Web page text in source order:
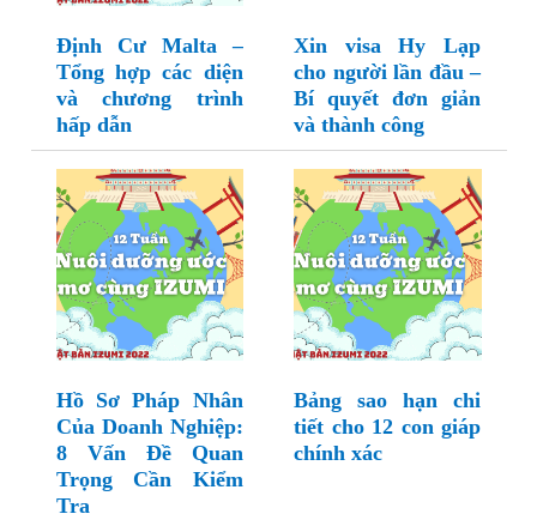
Định Cư Malta –
Tổng hợp các diện
và chương trình
hấp dẫn
Xin visa Hy Lạp
cho người lần đầu –
Bí quyết đơn giản
và thành công
Hồ Sơ Pháp Nhân
Của Doanh Nghiệp:
8 Vấn Đề Quan
Trọng Cần Kiểm
Tra
Bảng sao hạn chi
tiết cho 12 con giáp
chính xác